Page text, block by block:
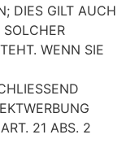
DIES GILT AUCH
WENN SIE
21 ABS. 2